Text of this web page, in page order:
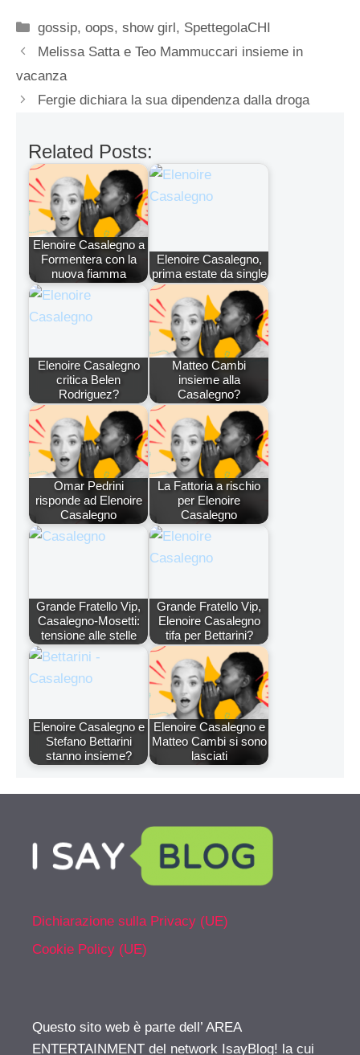
Categorie
gossip,oops,show girl, SpettegolaCHI
Melissa Satta e Teo Mammuccari insieme in
vacanza
Fergie dichiara la sua dipendenza dalla droga
Related Posts:
Elenoire Casalegno a
Formentera con la
nuova fiamma
Elenoire Casalegno,
prima estate da single
Elenoire Casalegno
critica Belen
Rodriguez?
Matteo Cambi
insieme alla
Casalegno?
Omar Pedrini
risponde ad Elenoire
Casalegno
La Fattoria a rischio
per Elenoire
Casalegno
Grande Fratello Vip,
Casalegno-Mosetti:
tensione alle stelle
Grande Fratello Vip,
Elenoire Casalegno
tifa per Bettarini?
Elenoire Casalegno e
Stefano Bettarini
stanno insieme?
Elenoire Casalegno e
Matteo Cambi si sono
lasciati
Dichiarazione sulla Privacy (UE)
Cookie Policy (UE)
Questo sito web è parte dell’ AREA
ENTERTAINMENT del network IsayBlog! la cui